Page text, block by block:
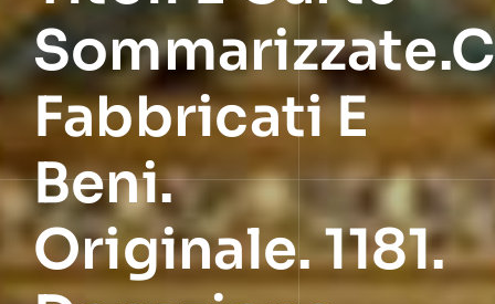
Fabbricati E
Beni.
Originale. 1181.